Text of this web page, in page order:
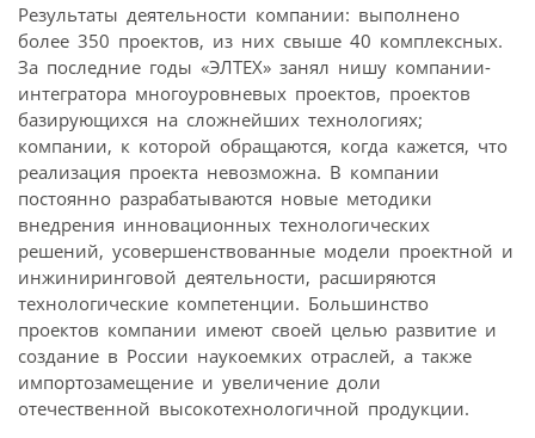
Результаты деятельности компании: выполнено
более 350 проектов, из них свыше 40 комплексных.
За последние годы «ЭЛТЕХ» занял нишу компании-
интегратора многоуровневых проектов, проектов
базирующихся на сложнейших технологиях;
компании, к которой обращаются, когда кажется, что
реализация проекта невозможна. В компании
постоянно разрабатываются новые методики
внедрения инновационных технологических
решений, усовершенствованные модели проектной и
инжиниринговой деятельности, расширяются
технологические компетенции. Большинство
проектов компании имеют своей целью развитие и
создание в России наукоемких отраслей, а также
импортозамещение и увеличение доли
отечественной высокотехнологичной продукции.